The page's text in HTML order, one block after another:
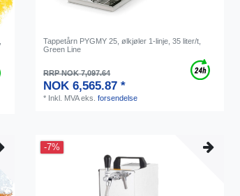
Tappetårn PYGMY 25, ølkjøler 1-linje, 35 liter/t,
Green Line
RRP NOK 7,097.64
NOK 6,565.87 *
* Inkl. MVAeks.forsendelse
-7%